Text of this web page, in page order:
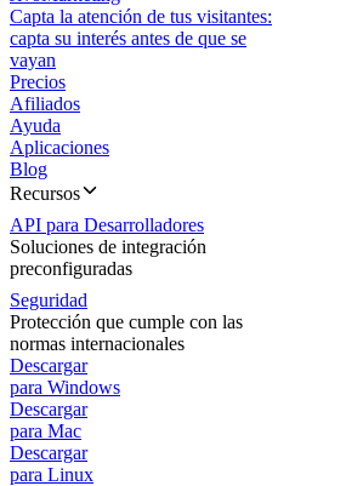
Capta la atención de tus visitantes:
capta su interés antes de que se
vayan
Precios
Afiliados
Ayuda
Aplicaciones
Blog
Recursos
API para Desarrolladores
Soluciones de integración
preconfiguradas
Seguridad
Protección que cumple con las
normas internacionales
Descargar
para Windows
Descargar
para Mac
Descargar
para Linux